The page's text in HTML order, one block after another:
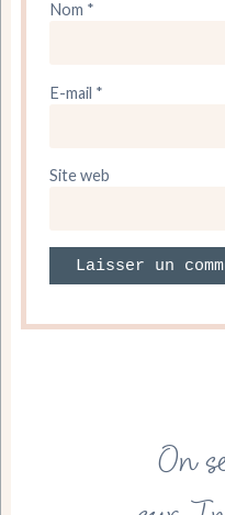
Nom *
E-mail *
Site web
On